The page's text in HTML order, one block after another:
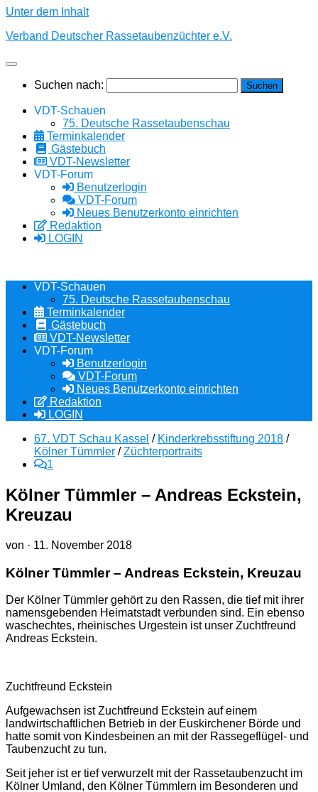
Unter dem Inhalt
Verband Deutscher Rassetaubenzüchter e.V.
Suchen nach:
VDT-Schauen
75. Deutsche Rassetaubenschau
Terminkalender
Gästebuch
VDT-Newsletter
VDT-Forum
Benutzerlogin
VDT-Forum
Neues Benutzerkonto einrichten
Redaktion
LOGIN
VDT-Schauen
75. Deutsche Rassetaubenschau
Terminkalender
Gästebuch
VDT-Newsletter
VDT-Forum
Benutzerlogin
VDT-Forum
Neues Benutzerkonto einrichten
Redaktion
LOGIN
67. VDT Schau Kassel / Kinderkrebsstiftung 2018 /
Kölner Tümmler / Züchterportraits
1
Kölner Tümmler – Andreas Eckstein,
Kreuzau
von · 11. November 2018
Kölner Tümmler – Andreas Eckstein, Kreuzau
Der Kölner Tümmler gehört zu den Rassen, die tief mit ihrer
namensgebenden Heimatstadt verbunden sind. Ein ebenso
waschechtes, rheinisches Urgestein ist unser Zuchtfreund
Andreas Eckstein.
Zuchtfreund Eckstein
Aufgewachsen ist Zuchtfreund Eckstein auf einem
landwirtschaftlichen Betrieb in der Euskirchener Börde und
hatte somit von Kindesbeinen an mit der Rassegeflügel- und
Taubenzucht zu tun.
Seit jeher ist er tief verwurzelt mit der Rassetaubenzucht im
Kölner Umland, den Kölner Tümmlern im Besonderen und